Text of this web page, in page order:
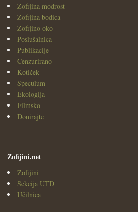
Zofijina modrost
Zofijina bodica
Zofijino oko
Poslušalnica
Publikacije
Cenzurirano
Kotiček
Speculum
Ekologija
Filmsko
Donirajte
Zofijini.net
Zofijini
Sekcija UTD
Učilnica